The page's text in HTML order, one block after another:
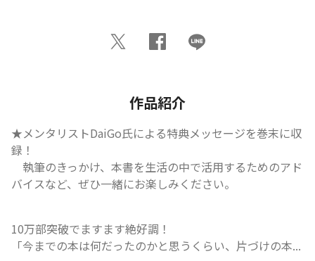
作品紹介
★メンタリストDaiGo氏による特典メッセージを巻末に収
録！
執筆のきっかけ、本書を生活の中で活用するためのアド
バイスなど、ぜひ一緒にお楽しみください。
10万部突破でますます絶好調！
「今までの本は何だったのかと思うくらい、片づけの本...